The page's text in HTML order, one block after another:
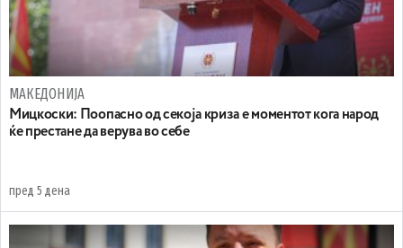
МАКЕДОНИЈА
Мицкоски: Поопасно од секоја криза е моментот кога народ
ќе престане да верува во себе
пред 5 дена